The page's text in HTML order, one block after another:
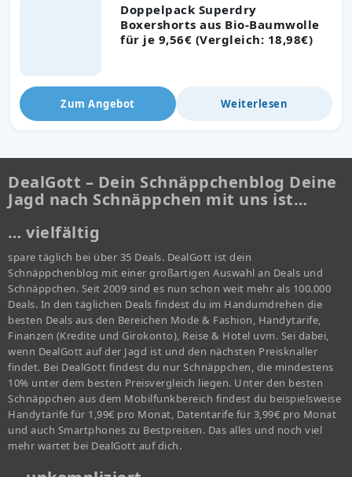
Doppelpack Superdry
Boxershorts aus Bio-Baumwolle
für je 9,56€ (Vergleich: 18,98€)
Zum Angebot Weiterlesen
DealGott – Dein Schnäppchenblog Deine
Jagd nach Schnäppchen mit uns ist…
… vielfältig
spare täglich bei über 35 Deals. DealGott ist dein
Schnäppchenblog mit einer großartigen Auswahl an Deals und
Schnäppchen. Seit 2009 sind es nun schon weit mehr als 100.000
Deals. In den täglichen Deals findest du im Handumdrehen die
besten Deals aus den Bereichen Mode & Fashion, Handytarife,
Finanzen (Kredite und Girokonto), Reise & Hotel uvm. Sei dabei,
wenn DealGott auf der Jagd ist und den nächsten Preisknaller
findet. Bei DealGott findest du nur Schnäppchen, die mindestens
10% unter dem besten Preisvergleich liegen. Unter den besten
Schnäppchen aus dem Mobilfunkbereich findest du beispielsweise
Handytarife für 1,99€ pro Monat, Datentarife für 3,99€ pro Monat
und auch Smartphones zu Bestpreisen. Das alles und noch viel
mehr wartet bei DealGott auf dich.